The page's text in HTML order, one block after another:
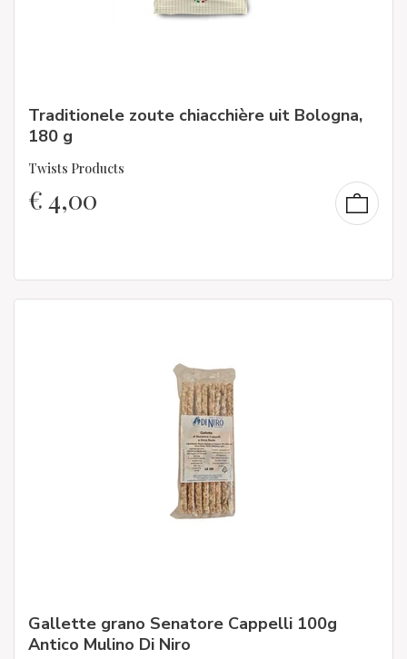
Traditionele zoute chiacchière uit Bologna,
180 g
Twists Products
€4,00
Gallette grano Senatore Cappelli 100g
Antico Mulino Di Niro